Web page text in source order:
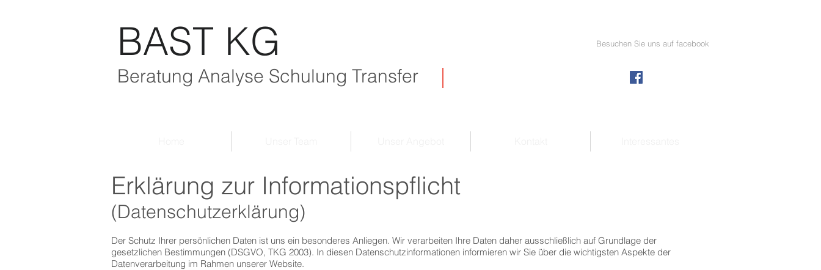
BAST KG
Beratung Analyse Schulung Transfer
Besuchen Sie uns auf facebook
Erklärung zur Informationspflicht
(Datenschutzerklärung)
Der Schutz Ihrer persönlichen Daten ist uns ein besonderes Anliegen. Wir verarbeiten Ihre Daten daher ausschließlich auf Grundlage der
gesetzlichen Bestimmungen (DSGVO, TKG 2003). In diesen Datenschutzinformationen informieren wir Sie über die wichtigsten Aspekte der
Datenverarbeitung im Rahmen unserer Website.